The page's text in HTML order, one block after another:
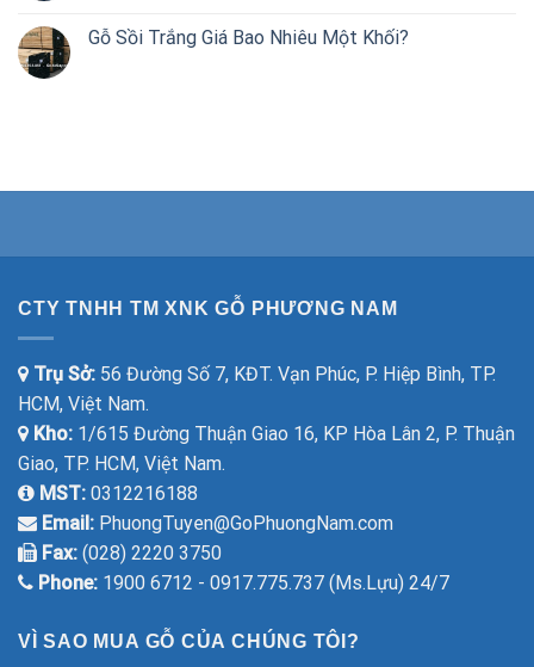
Gỗ Sồi Trắng Giá Bao Nhiêu Một Khối?
CTY TNHH TM XNK GỖ PHƯƠNG NAM
Trụ Sở: 56 Đường Số 7, KĐT. Vạn Phúc, P. Hiệp Bình, TP.
HCM, Việt Nam.
Kho: 1/615 Đường Thuận Giao 16, KP Hòa Lân 2, P. Thuận
Giao, TP. HCM, Việt Nam.
MST: 0312216188
Email: PhuongTuyen@GoPhuongNam.com
Fax: (028) 2220 3750
Phone: 1900 6712 - 0917.775.737 (Ms.Lựu) 24/7
VÌ SAO MUA GỖ CỦA CHÚNG TÔI?